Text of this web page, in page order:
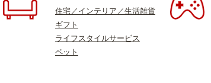
住宅／インテリア／生活雑貨
ギフト
ライフスタイルサービス
ペット